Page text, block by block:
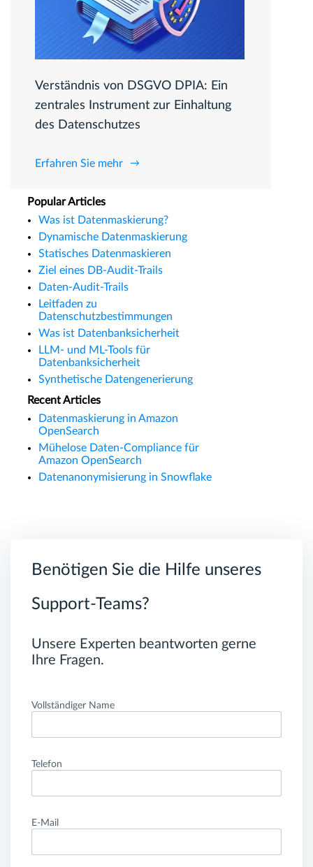
Verständnis von DSGVO DPIA: Ein
zentrales Instrument zur Einhaltung
des Datenschutzes
Erfahren Sie mehr
Popular Articles
Was ist Datenmaskierung?
Dynamische Datenmaskierung
Statisches Datenmaskieren
Ziel eines DB-Audit-Trails
Daten-Audit-Trails
Leitfaden zu
Datenschutzbestimmungen
Was ist Datenbanksicherheit
LLM- und ML-Tools für
Datenbanksicherheit
Synthetische Datengenerierung
Recent Articles
Datenmaskierung in Amazon
OpenSearch
Mühelose Daten-Compliance für
Amazon OpenSearch
Datenanonymisierung in Snowflake
Benötigen Sie die Hilfe unseres
Support-Teams?
Unsere Experten beantworten gerne
Ihre Fragen.
Vollständiger Name
Telefon
E-Mail